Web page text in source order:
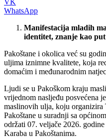
WhatsApp
Manifestacija mladih
identitet, znanje kao put
Pakoštane i okolica već su
uljima iznimne kvalitete, koja
domaćim i međunarodnim
Ljudi se u Pakoškom kraju
vrijednom nasljeđu posvećena
maslinovih ulja, koju organizira
Pakoštane u suradnji sa
održati 07. veljače 2026.
Karaba u Pakoštanima.